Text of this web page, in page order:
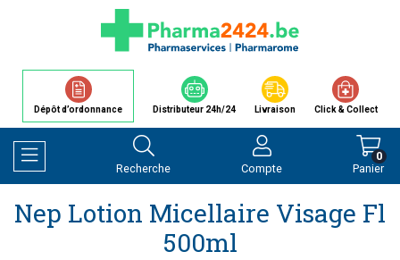
Dépôt d’ordonnance Distributeur 24h/24 Livraison Click & Collect
Afficher la navigation
Recherche Compte Panier
0
Nep Lotion Micellaire Visage Fl
500ml